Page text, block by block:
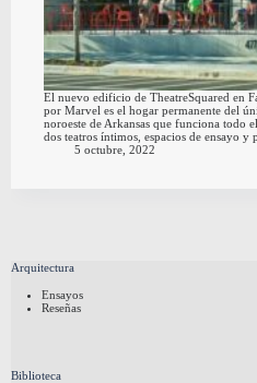
El nuevo edificio de TheatreSquared en
por Marvel es el hogar permanente del
noroeste de Arkansas que funciona todo
dos teatros íntimos, espacios de ensayo y
5 octubre, 2022
Arquitectura
Ensayos
Reseñas
Biblioteca